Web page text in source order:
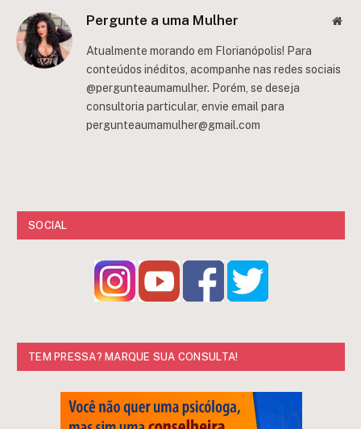
Pergunte a uma Mulher
Atualmente morando em Florianópolis! Para
conteúdos inéditos, acompanhe nas redes sociais
@pergunteaumamulher. Porém, se deseja
consultoria particular, envie email para
pergunteaumamulher@gmail.com
SOCIAL
TEM PRESSA? MARQUE SUA CONSULTA!